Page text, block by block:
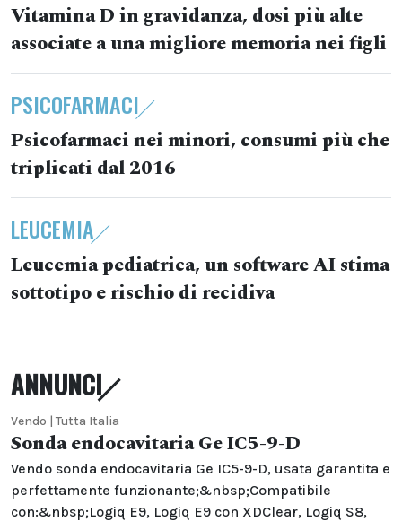
Vitamina D in gravidanza, dosi più alte
associate a una migliore memoria nei figli
PSICOFARMACI
Psicofarmaci nei minori, consumi più che
triplicati dal 2016
LEUCEMIA
Leucemia pediatrica, un software AI stima
sottotipo e rischio di recidiva
ANNUNCI
Vendo | Tutta Italia
Sonda endocavitaria Ge IC5-9-D
Vendo sonda endocavitaria Ge IC5-9-D, usata garantita e
perfettamente funzionante;&nbsp;Compatibile
con:&nbsp;Logiq E9, Logiq E9 con XDClear, Logiq S8,